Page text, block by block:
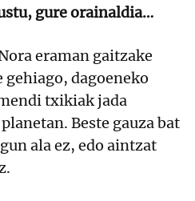
gure orainaldia…
eraman gaitzake
gehiago, dagoeneko
txikiak jada
Beste gauza bat
ala ez, edo aintzat